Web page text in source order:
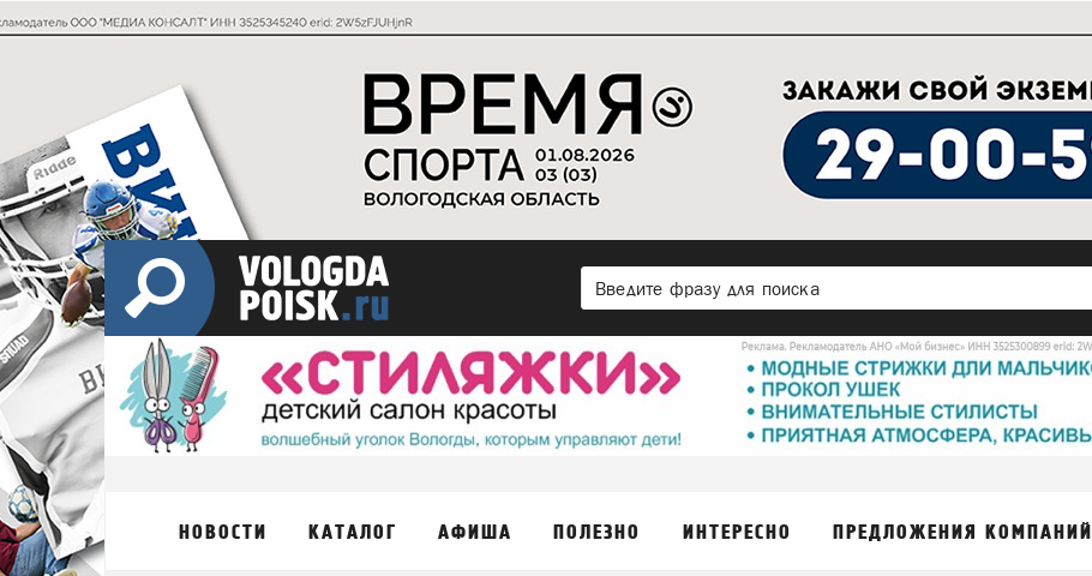
НОВОСТИ КАТАЛОГ АФИША ПОЛЕЗНО ИНТЕРЕСНО ПРЕДЛОЖЕНИЯ КОМПАНИЙ